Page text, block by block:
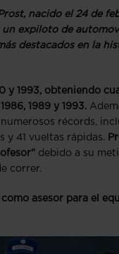
nacido el 24 de
un expiloto de
destacados en la
y 1993, obteniendo
1989 y 1993.
récords,
y 41 vueltas rápidas.
debido a su
correr.
como asesor para el